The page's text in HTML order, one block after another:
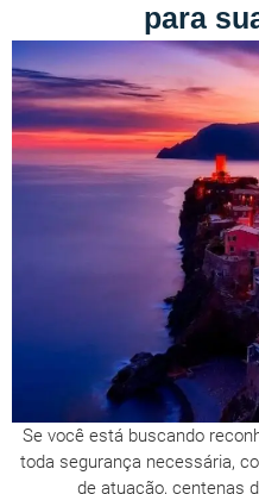
para
Se você está buscando
toda segurança necessária,
de atuação, centenas